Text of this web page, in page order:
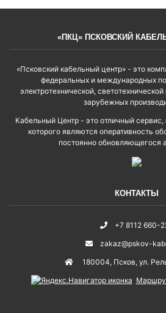
«ПКЦ» ПСКОВСКИЙ
«Псковский кабельный центр» - это
федеральных и международных
электротехнической,
зарубежных
Кабельный Центр - это отличный
которого являются оперативность
постоянно обновляющегося
КОНТАКТЫ
+7 8112 660-
zakaz@pskov-
180004, Псков, ул.